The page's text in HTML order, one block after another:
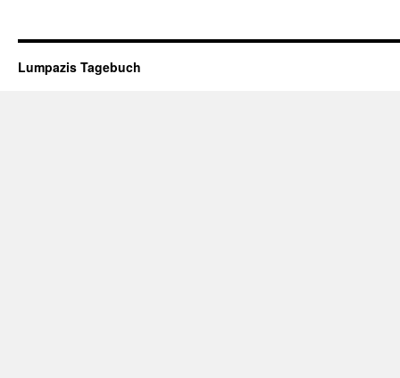
Lumpazis Tagebuch